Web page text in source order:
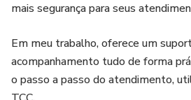
mais segurança para seus
Em meu trabalho, oferece um
acompanhamento tudo de forma
o passo a passo do atendimento,